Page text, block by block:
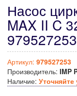
Насос
MAX II C
Артикул: 979527253
Производитель: IMP
Наличие: